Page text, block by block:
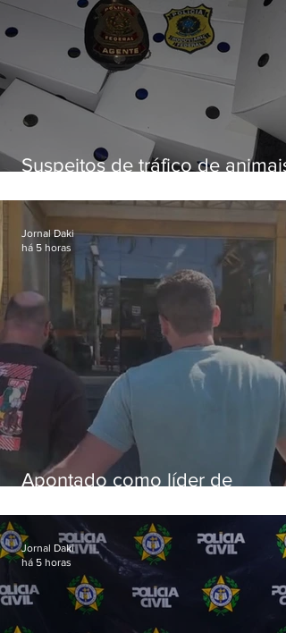
Suspeitos de tráfico de animais
aves
Apontado como líder de
aposentados é preso
Jornal Daki
há 5 horas
Jornal Daki
há 5 horas